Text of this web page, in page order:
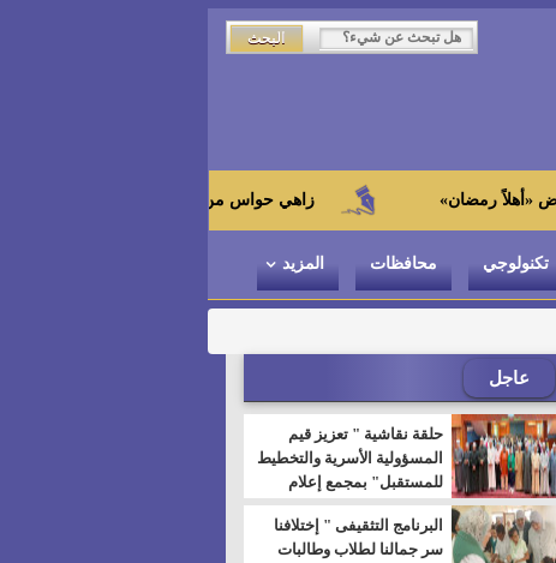
زاهي حواس من الجامعة اليابانية : "توت عنخ آمون" هو
تكنولوجي محافظات المزيد
عاجل
حلقة نقاشية " تعزيز قيم
المسؤولية الأسرية والتخطيط
للمستقبل" بمجمع إعلام
السويس
البرنامج التثقيفى " إختلافنا
سر جمالنا لطلاب وطالبات